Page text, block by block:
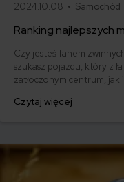
2024.10.08 • Samochód
Ranking najlepszych
Czy jesteś fanem
szukasz pojazdu, który z
zatłoczonym centrum, jak
samochodów na polskim
Czytaj więcej